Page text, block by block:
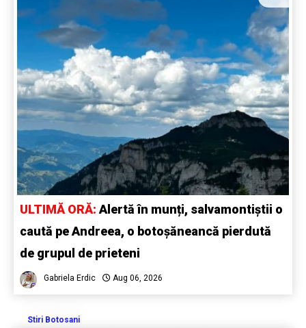
ULTIMĂ ORĂ:Alertă în munți, salvamontiștii o
caută pe Andreea, o botoșăneancă pierdută
de grupul de prieteni
Gabriela Erdic Aug 06, 2026
Stiri Botosani